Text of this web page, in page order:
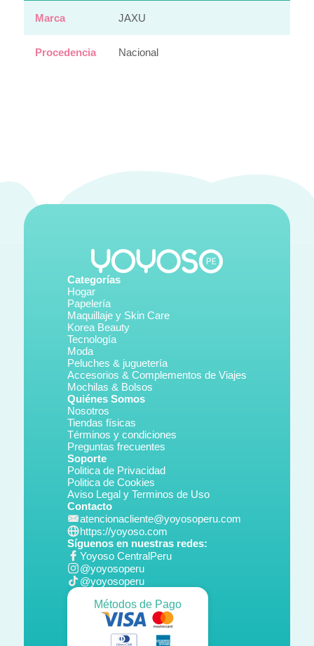
Marca JAXU
Procedencia Nacional
Categorías
Hogar
Papelería
Maquillaje y Skin Care
Korea Beauty
Tecnología
Moda
Peluches & juguetería
Accesorios & Complementos de Viajes
Mochilas & Bolsos
Quiénes Somos
Nosotros
Tiendas físicas
Términos y condiciones
Preguntas frecuentes
Soporte
Politica de Privacidad
Politica de Cookies
Aviso Legal y Terminos de Uso
Contacto
atencionacliente@yoyosoperu.com
https://yoyoso.com
Síguenos en nuestras redes:
Yoyoso CentralPeru
@yoyosoperu
@yoyosoperu
Métodos de Pago